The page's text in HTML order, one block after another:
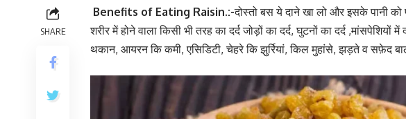
SHARE
Benefits of Eating Raisin.:-दोस्तो बस ये दाने खा लो और इसके पानी
शरीर में होने वाला किसी भी तरह का दर्द जोड़ों का दर्द, घुटनों का दर्द
थकान, आयरन कि कमी, एसिडिटी, चेहरे कि झुर्रियां, किल मुहांसे, झड़ते व सफ़ेद